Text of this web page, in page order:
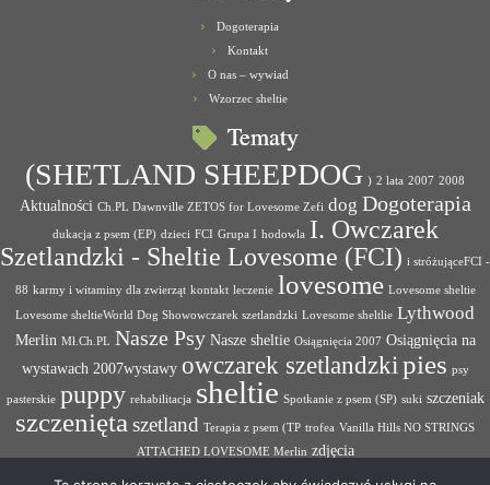
Dogoterapia
Kontakt
O nas – wywiad
Wzorzec sheltie
Tematy
(SHETLAND SHEEPDOG ) 2 lata 2007 2008
Aktualności Ch.PL Dawnville ZETOS for Lovesome Zefi dog Dogoterapia
dukacja z psem (EP) dzieci FCI Grupa I hodowla I. Owczarek
Szetlandzki - Sheltie Lovesome (FCI) i stróżująceFCI -
88 karmy i witaminy dla zwierząt kontakt leczenie lovesome Lovesome sheltie
Lovesome sheltieWorld Dog Showowczarek szetlandzki Lovesome sheltlie Lythwood
Merlin Mł.Ch.PL Nasze Psy Nasze sheltie Osiągnięcia 2007 Osiągnięcia na
wystawach 2007wystawy owczarek szetlandzkipies psy
pasterskie puppy rehabilitacja sheltie Spotkanie z psem (SP) suki szczeniak
szczenięta szetland Terapia z psem (TP trofea Vanilla Hills NO STRINGS
ATTACHED LOVESOME Merlin zdjęcia